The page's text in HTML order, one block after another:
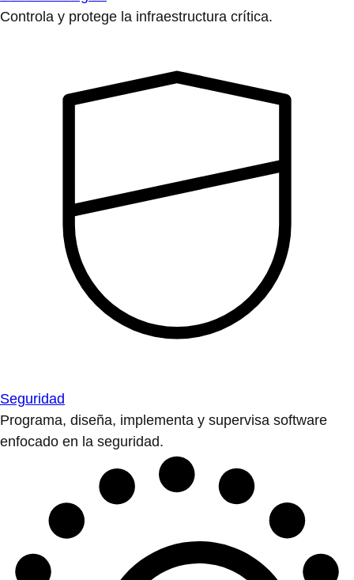
Controla y protege la infraestructura crítica.
Seguridad
Programa, diseña, implementa y supervisa software
enfocado en la seguridad.